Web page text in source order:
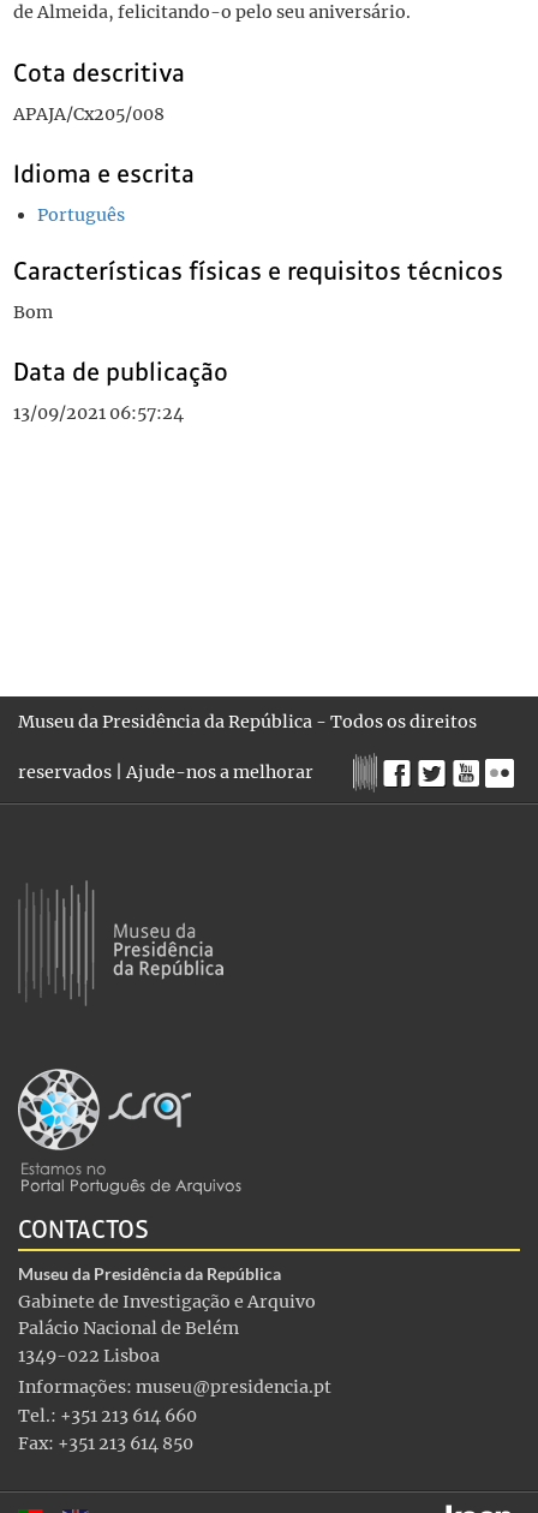
de Almeida, felicitando-o pelo seu aniversário.
Cota descritiva
APAJA/Cx205/008
Idioma e escrita
Português
Características físicas e requisitos técnicos
Bom
Data de publicação
13/09/2021 06:57:24
Museu da Presidência da República - Todos os direitos
reservados |Ajude-nos a melhorar
CONTACTOS
Museu da Presidência da República
Gabinete de Investigação e Arquivo
Palácio Nacional de Belém
1349-022 Lisboa
Informações: museu@presidencia.pt
Tel.: +351 213 614 660
Fax: +351 213 614 850